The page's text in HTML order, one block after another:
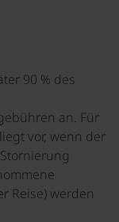
90 % des
an. Für
vor, wenn der
Reise) werden